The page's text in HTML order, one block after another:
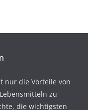
nur die Vorteile von
zu
die wichtigsten